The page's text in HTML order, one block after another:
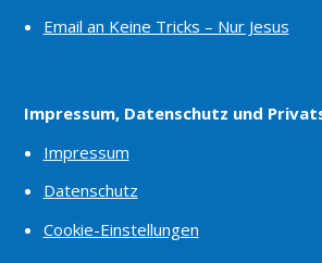
Email an Keine Tricks – Nur Jesus
Impressum, Datenschutz und
Impressum
Datenschutz
Cookie-Einstellungen